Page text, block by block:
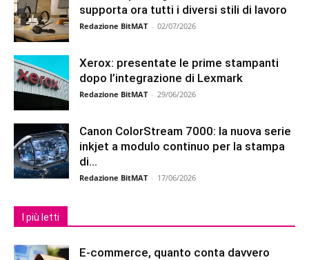
supporta ora tutti i diversi stili di lavoro
Redazione BitMAT - 02/07/2026
Xerox: presentate le prime stampanti
dopo l’integrazione di Lexmark
Redazione BitMAT - 29/06/2026
Canon ColorStream 7000: la nuova serie
inkjet a modulo continuo per la stampa
di...
Redazione BitMAT - 17/06/2026
I più letti
E-commerce, quanto conta davvero